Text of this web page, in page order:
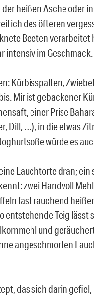
heißen Asche oder
ich des öfteren
Beeten verarbeitet
intensiv im Geschmack.
Kürbisspalten,
Mir ist gebackener
einer Prise
Dill, …), in die etwas
würde es
Lauchtorte dran; ein
zwei Handvoll
fast rauchend
entstehende Teig lässt
und
angeschmorten
das sich darin